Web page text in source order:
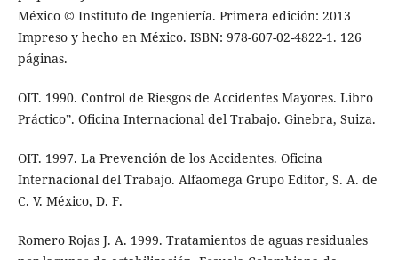
México © Instituto de Ingeniería. Primera edición: 2013
Impreso y hecho en México. ISBN: 978-607-02-4822-1. 126
páginas.
OIT. 1990. Control de Riesgos de Accidentes Mayores. Libro
Práctico”. Oficina Internacional del Trabajo. Ginebra, Suiza.
OIT. 1997. La Prevención de los Accidentes. Oficina
Internacional del Trabajo. Alfaomega Grupo Editor, S. A. de
C. V. México, D. F.
Romero Rojas J. A. 1999. Tratamientos de aguas residuales